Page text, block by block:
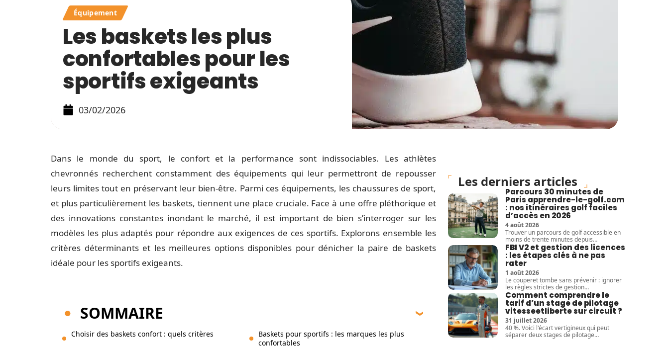
Équipement
Les baskets les plus
confortables pour les
sportifs exigeants
03/02/2026
Dans le monde du sport, le confort et la performance sont indissociables. Les athlètes
chevronnés recherchent constamment des équipements qui leur permettront de repousser
leurs limites tout en préservant leur bien-être. Parmi ces équipements, les chaussures de sport,
et plus particulièrement les baskets, tiennent une place cruciale. Face à une offre pléthorique et
des innovations constantes inondant le marché, il est important de bien s’interroger sur les
modèles les plus adaptés pour répondre aux exigences de ces sportifs. Explorons ensemble les
critères déterminants et les meilleures options disponibles pour dénicher la paire de baskets
idéale pour les sportifs exigeants.
SOMMAIRE
Choisir des baskets confort : quels critères
Baskets pour sportifs : les marques les plus
confortables
Les derniers articles
Parcours 30 minutes de
Paris apprendre-le-golf.com
: nos itinéraires golf faciles
d’accès en 2026
4 août 2026
Trouver un parcours de golf accessible en
moins de trente minutes depuis…
FBI V2 et gestion des licences
: les étapes clés à ne pas
rater
1 août 2026
Le couperet tombe sans prévenir : ignorer
les règles strictes de gestion…
Comment comprendre le
tarif d’un stage de pilotage
vitesseetliberte sur circuit ?
31 juillet 2026
40 %. Voici l'écart vertigineux qui peut
séparer deux stages de pilotage…